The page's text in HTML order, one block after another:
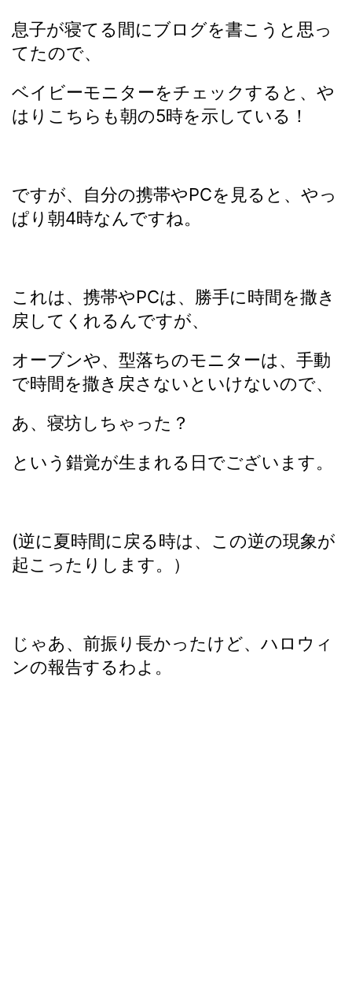
息子が寝てる間にブログを書こうと思っ
てたので、
ベイビーモニターをチェックすると、や
はりこちらも朝の5時を示している！
ですが、自分の携帯やPCを見ると、やっ
ぱり朝4時なんですね。
これは、携帯やPCは、勝手に時間を撒き
戻してくれるんですが、
オーブンや、型落ちのモニターは、手動
で時間を撒き戻さないといけないので、
あ、寝坊しちゃった？
という錯覚が生まれる日でございます。
(逆に夏時間に戻る時は、この逆の現象が
起こったりします。）
じゃあ、前振り長かったけど、ハロウィ
ンの報告するわよ。